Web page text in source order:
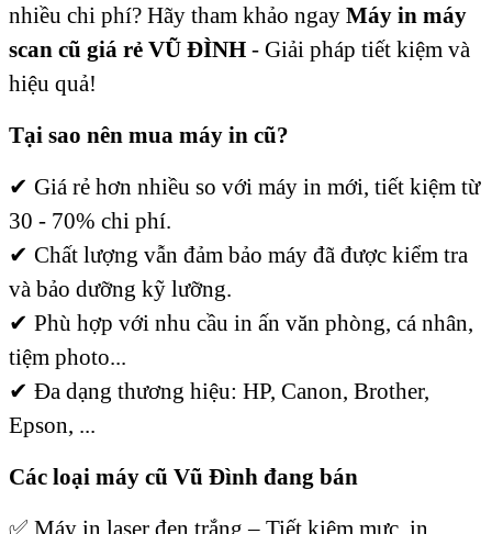
nhiều chi phí? Hãy tham khảo ngay Máy in máy
scan cũ giá rẻ VŨ ĐÌNH - Giải pháp tiết kiệm và
hiệu quả!
Tại sao nên mua máy in cũ?
✔ Giá rẻ hơn nhiều so với máy in mới, tiết kiệm từ
30 - 70% chi phí.
✔ Chất lượng vẫn đảm bảo máy đã được kiểm tra
và bảo dưỡng kỹ lưỡng.
✔ Phù hợp với nhu cầu in ấn văn phòng, cá nhân,
tiệm photo...
✔ Đa dạng thương hiệu: HP, Canon, Brother,
Epson, ...
Các loại máy cũ Vũ Đình đang bán
✅ Máy in laser đen trắng – Tiết kiệm mực, in